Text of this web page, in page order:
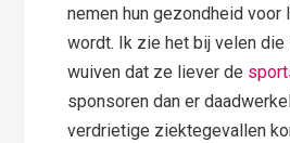
nemen hun gezondheid
wordt. Ik zie het bij velen die
wuiven dat ze liever de
sponsoren dan er
verdrietige ziektegevallen